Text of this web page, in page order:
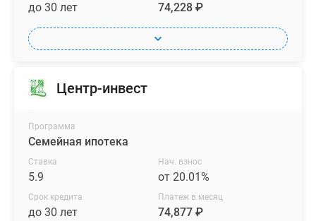
до 30 лет 74,228 ₽
Центр-инвест
Программа
Семейная ипотека
Ставка
5.9
Нач. взнос
от 20.01%
Срок кредита
до 30 лет
Платеж в месяц
74,877 ₽